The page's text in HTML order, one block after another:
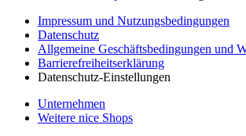
Impressum und Nutzungsbedingungen
Datenschutz
Allgemeine Geschäftsbedingungen und
Barrierefreiheitserklärung
Datenschutz-Einstellungen
Unternehmen
Weitere nice Shops